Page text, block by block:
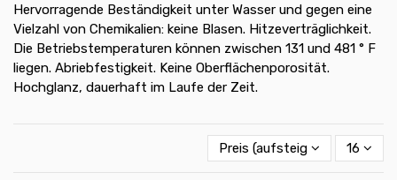
Hervorragende Beständigkeit unter Wasser und gegen eine
Vielzahl von Chemikalien: keine Blasen. Hitzeverträglichkeit.
Die Betriebstemperaturen können zwischen 131 und 481 ° F
liegen. Abriebfestigkeit. Keine Oberflächenporosität.
Hochglanz, dauerhaft im Laufe der Zeit.
Preis (aufsteigend) 16